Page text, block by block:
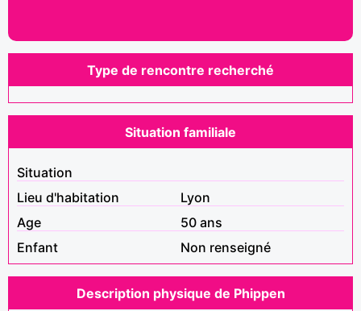
Type de rencontre recherché
Situation familiale
Situation
Lieu d'habitation
Lyon
Age
50 ans
Enfant
Non renseigné
Description physique de Phippen